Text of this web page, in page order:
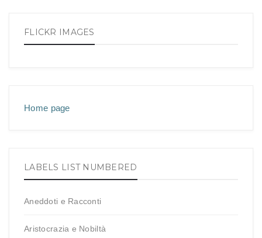
FLICKR IMAGES
Home page
LABELS LIST NUMBERED
Aneddoti e Racconti
Aristocrazia e Nobiltà